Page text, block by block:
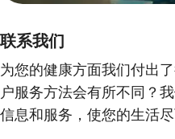
联系我们
为您的健康方面我们付出
户服务方法会有所不同？
信息和服务，使您的生活